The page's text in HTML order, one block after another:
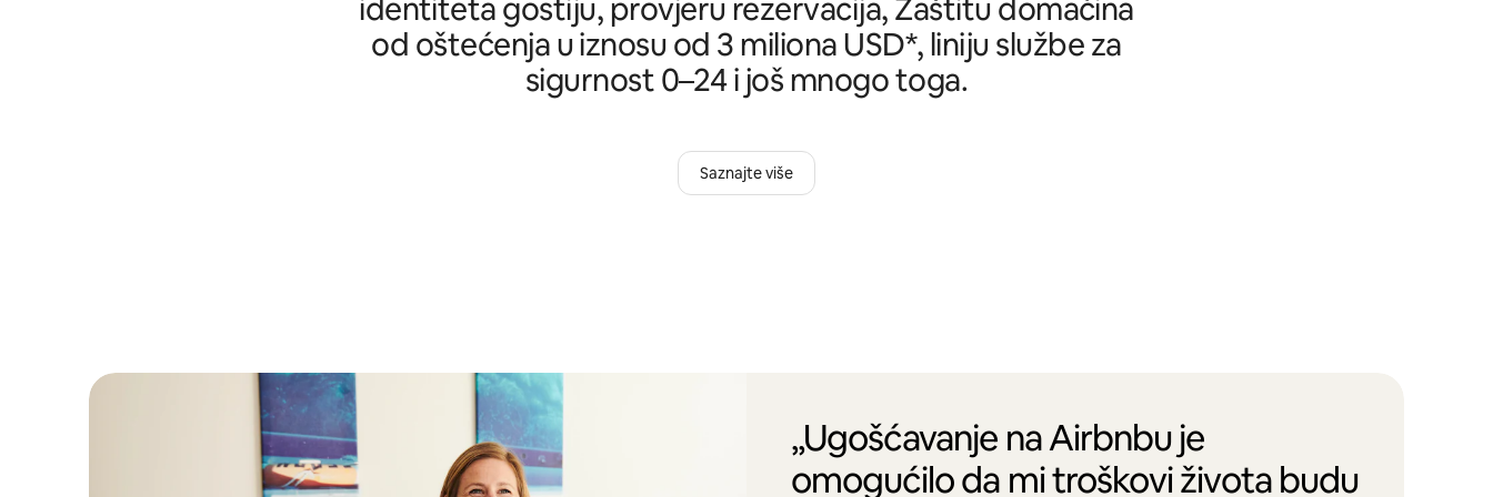
identiteta gostiju, provjeru rezervacija, Zaštitu domaćina
od oštećenja u iznosu od 3 miliona USD*, liniju službe za
sigurnost 0–24 i još mnogo toga.
Saznajte više
„Ugošćavanje na Airbnbu je
omogućilo da mi troškovi života budu